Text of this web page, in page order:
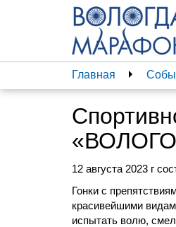
Главная
12 августа 2023 г
Гонки с
красивейшими
испытать волю,